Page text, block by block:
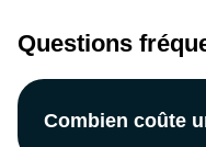
Questions
Combien coûte